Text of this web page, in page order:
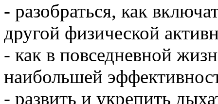
- разобраться, как
другой физической
- как в повседневной
наибольшей
- развить и укрепить